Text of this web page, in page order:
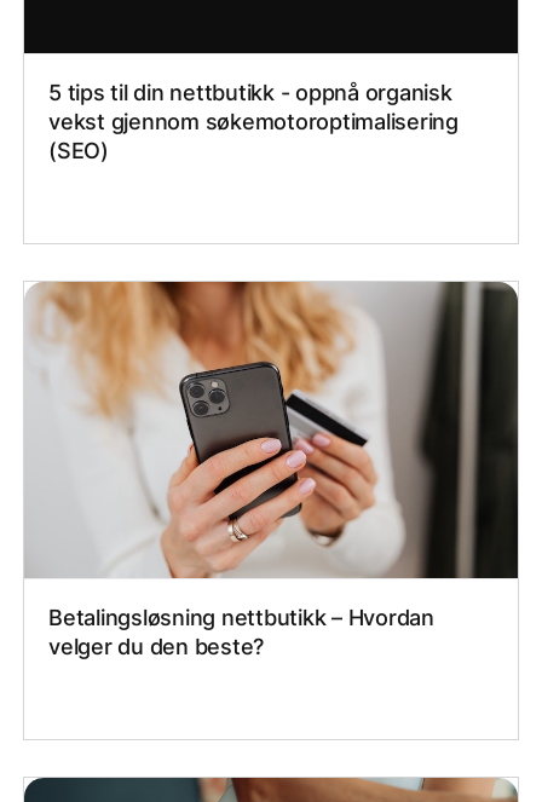
5 tips til din nettbutikk - oppnå organisk
vekst gjennom søkemotoroptimalisering
(SEO)
Betalingsløsning nettbutikk – Hvordan
velger du den beste?